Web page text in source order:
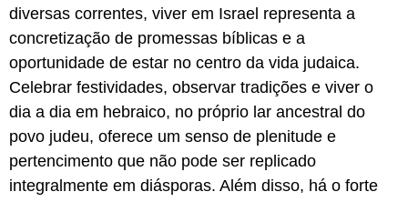
diversas correntes, viver em Israel representa a
concretização de promessas bíblicas e a
oportunidade de estar no centro da vida judaica.
Celebrar festividades, observar tradições e viver o
dia a dia em hebraico, no próprio lar ancestral do
povo judeu, oferece um senso de plenitude e
pertencimento que não pode ser replicado
integralmente em diásporas. Além disso, há o forte